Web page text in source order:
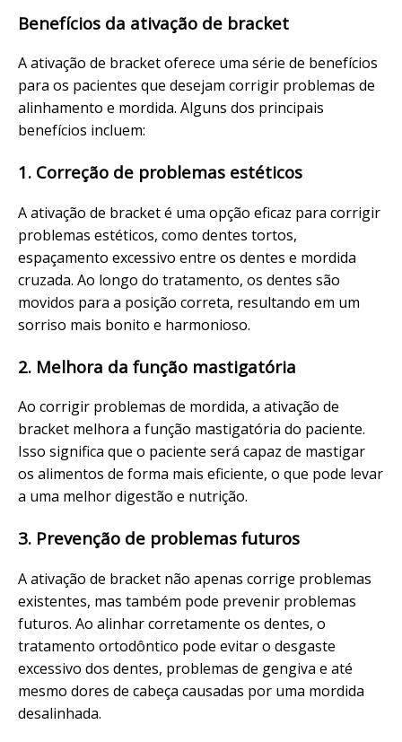
Benefícios da ativação de bracket
A ativação de bracket oferece uma série de benefícios
para os pacientes que desejam corrigir problemas de
alinhamento e mordida. Alguns dos principais
benefícios incluem:
1. Correção de problemas estéticos
A ativação de bracket é uma opção eficaz para corrigir
problemas estéticos, como dentes tortos,
espaçamento excessivo entre os dentes e mordida
cruzada. Ao longo do tratamento, os dentes são
movidos para a posição correta, resultando em um
sorriso mais bonito e harmonioso.
2. Melhora da função mastigatória
Ao corrigir problemas de mordida, a ativação de
bracket melhora a função mastigatória do paciente.
Isso significa que o paciente será capaz de mastigar
os alimentos de forma mais eficiente, o que pode levar
a uma melhor digestão e nutrição.
3. Prevenção de problemas futuros
A ativação de bracket não apenas corrige problemas
existentes, mas também pode prevenir problemas
futuros. Ao alinhar corretamente os dentes, o
tratamento ortodôntico pode evitar o desgaste
excessivo dos dentes, problemas de gengiva e até
mesmo dores de cabeça causadas por uma mordida
desalinhada.